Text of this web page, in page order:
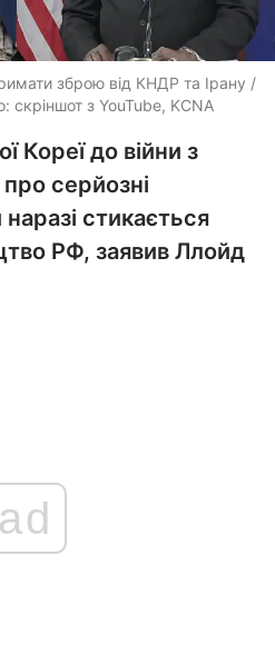
зброю від КНДР та Ірану /
скріншот з YouTube, KCNA
Кореї до війни з
серйозні
стикається
РФ, заявив Ллойд
ad